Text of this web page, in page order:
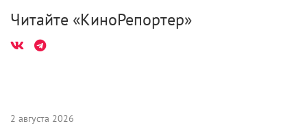
Читайте «КиноРепортер»
2 августа 2026